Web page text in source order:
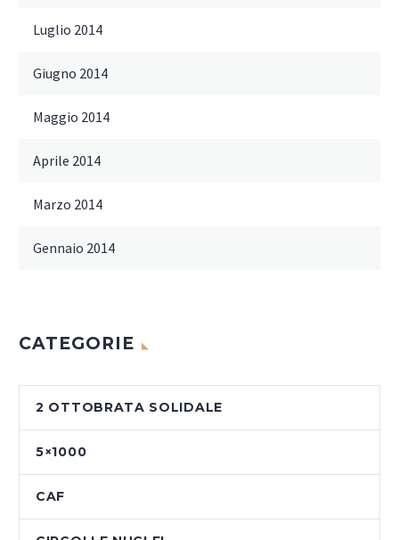
Luglio 2014
Giugno 2014
Maggio 2014
Aprile 2014
Marzo 2014
Gennaio 2014
CATEGORIE
2 OTTOBRATA SOLIDALE
5×1000
CAF